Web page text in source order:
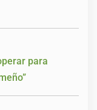
para